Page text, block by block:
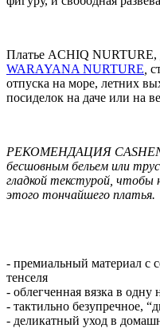
Платье ACHIQ NURTURE,
WARAYANA NURTURE
отпуска на море, летних
посиделок на даче или на
РЕКОМЕНДАЦИЯ
бесшовным бельем или
гладкой текстурой, чтобы
этого тончайшего платья.
- премиальный материал c
тенселя
- облегченная вязка в одну
- тактильно безупречное,
- деликатный уход в